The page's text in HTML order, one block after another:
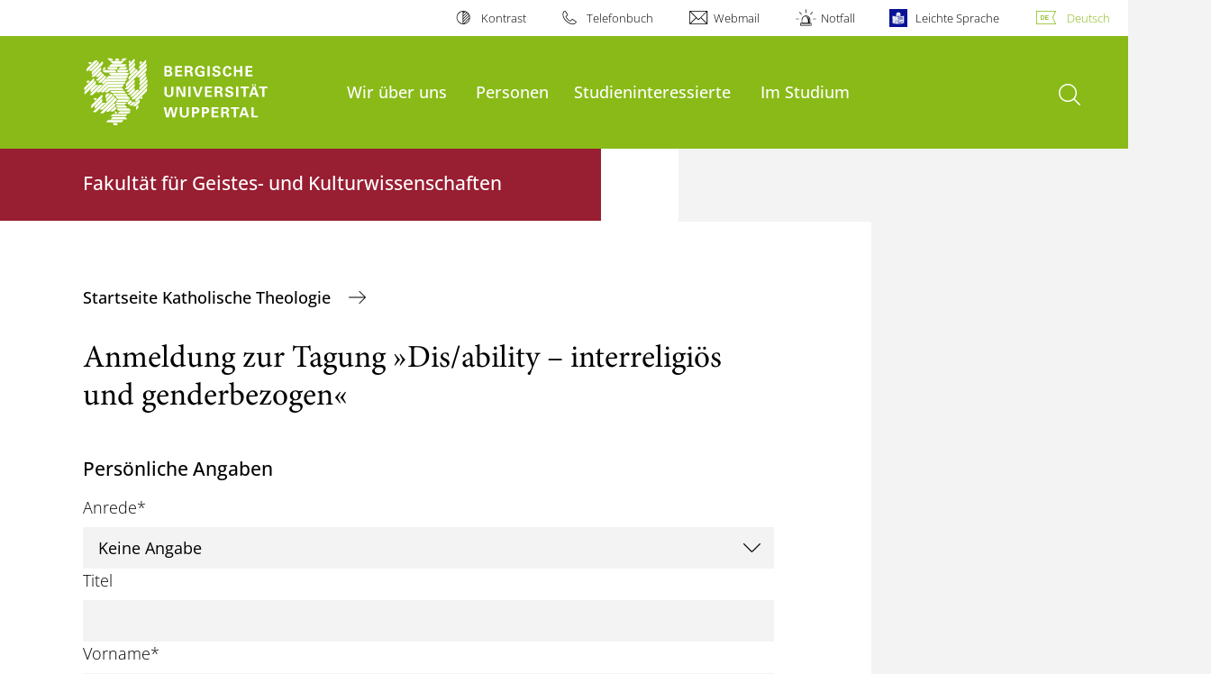
Kontrast Telefonbuch Webmail Notfall Leichte Sprache Deutsch
Wir über uns Personen Studieninteressierte Im Studium Suche öffnen
Fakultät für Geistes- und Kulturwissenschaften
Startseite Katholische Theologie
Anmeldung zur Tagung »Dis/ability – interreligiös
und genderbezogen«
Persönliche Angaben
Anrede*
Titel
Vorname*